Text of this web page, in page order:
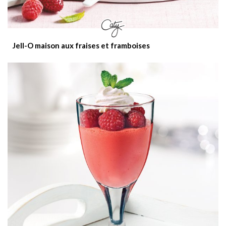
Jell-O maison aux fraises et framboises